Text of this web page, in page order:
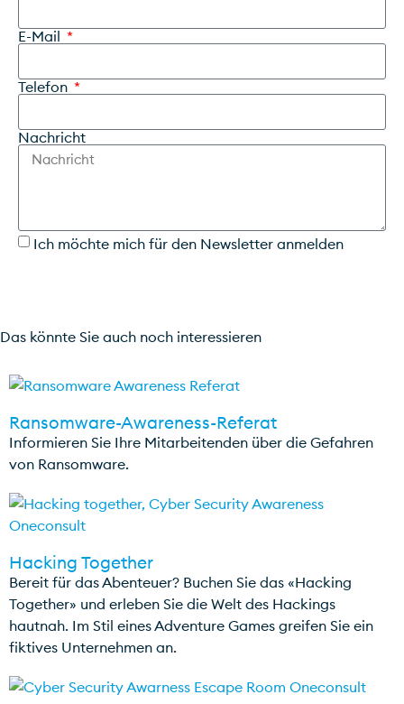
E-Mail
Telefon
Nachricht
Ich möchte mich für den Newsletter anmelden
Das könnte Sie auch noch interessieren
Ransomware-Awareness-Referat
Informieren Sie Ihre Mitarbeitenden über die Gefahren
von Ransomware.
Hacking Together
Bereit für das Abenteuer? Buchen Sie das «Hacking
Together» und erleben Sie die Welt des Hackings
hautnah. Im Stil eines Adventure Games greifen Sie ein
fiktives Unternehmen an.